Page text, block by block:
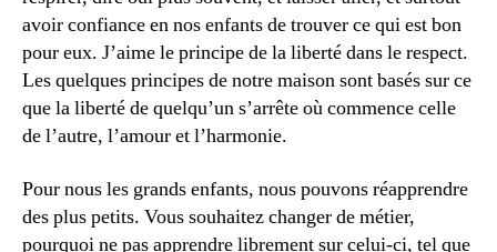
avoir confiance en nos enfants de trouver ce qui est bon
pour eux. J’aime le principe de la liberté dans le respect.
Les quelques principes de notre maison sont basés sur ce
que la liberté de quelqu’un s’arrête où commence celle
de l’autre, l’amour et l’harmonie.
Pour nous les grands enfants, nous pouvons réapprendre
des plus petits. Vous souhaitez changer de métier,
pourquoi ne pas apprendre librement sur celui-ci, tel que